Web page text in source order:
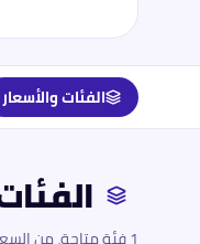
الفئات والأسعار